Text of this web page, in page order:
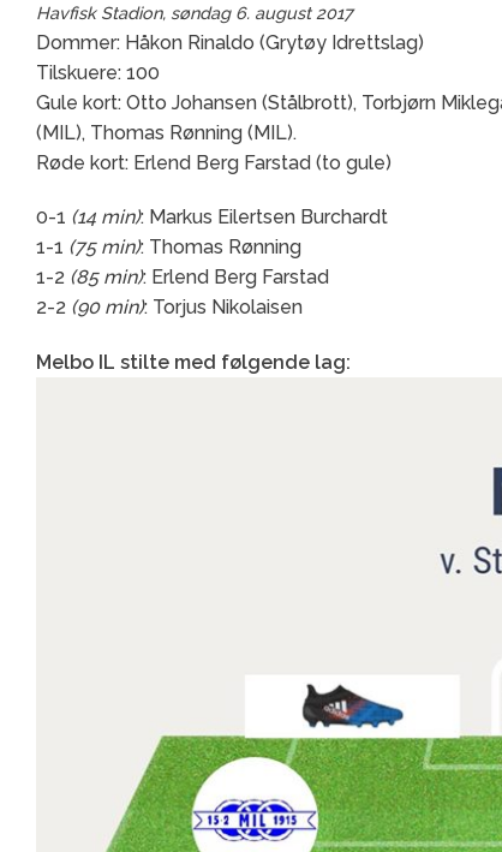
Havfisk Stadion, søndag 6. august 2017
Dommer: Håkon Rinaldo (Grytøy Idrettslag)
Tilskuere: 100
Gule kort: Otto Johansen (Stålbrott), Torbjørn
(MIL), Thomas Rønning (MIL).
Røde kort: Erlend Berg Farstad (to gule)
0-1 (14 min): Markus Eilertsen Burchardt
1-1 (75 min): Thomas Rønning
1-2 (85 min): Erlend Berg Farstad
2-2 (90 min): Torjus Nikolaisen
Melbo IL stilte med følgende lag: